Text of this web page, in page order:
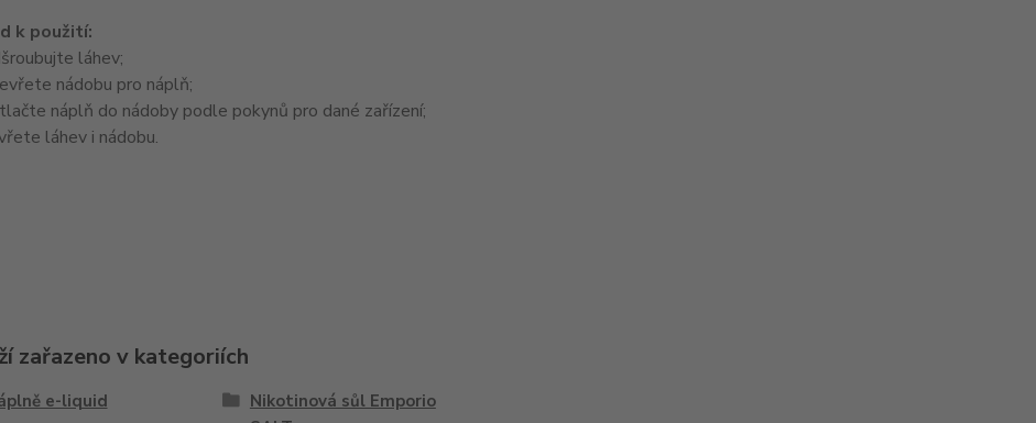
k použití:
láhev;
nádobu pro náplň;
náplň do nádoby podle pokynů pro dané zařízení;
láhev i nádobu.
zařazeno v kategoriích
e-liquid
Nikotinová sůl Emporio